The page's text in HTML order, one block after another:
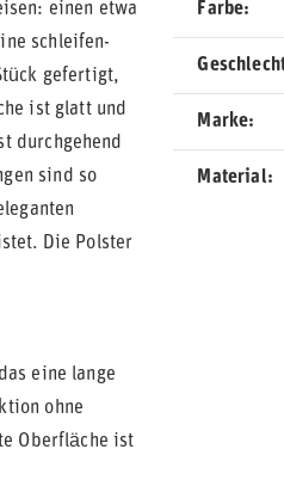
einen etwa
schleifen-
gefertigt,
ist glatt und
durchgehend
sind so
Die Polster
eine lange
ohne
Oberfläche ist
Farbe
Marke
Material